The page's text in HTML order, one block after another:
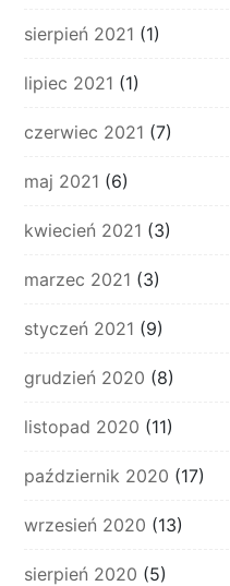
sierpień 2021 (1)
lipiec 2021 (1)
czerwiec 2021 (7)
maj 2021 (6)
kwiecień 2021 (3)
marzec 2021 (3)
styczeń 2021 (9)
grudzień 2020 (8)
listopad 2020 (11)
październik 2020 (17)
wrzesień 2020 (13)
sierpień 2020 (5)